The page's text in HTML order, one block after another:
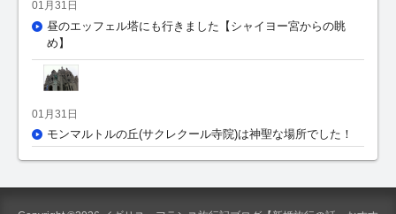
01月31日
昼のエッフェル塔にも行きました【シャイヨー宮からの眺
め】
01月31日
モンマルトルの丘(サクレクール寺院)は神聖な場所でした！